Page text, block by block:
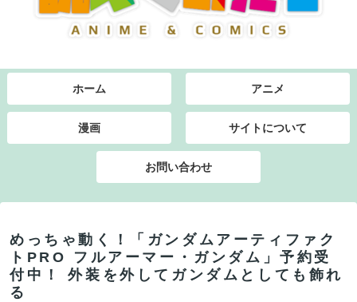
ホーム アニメ
漫画 サイトについて
お問い合わせ
めっちゃ動く！「ガンダムアーティファク
トPRO フルアーマー・ガンダム」予約受
付中！ 外装を外してガンダムとしても飾れ
る